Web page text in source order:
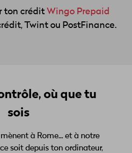
ton crédit Wingo Prepaid
Twint ou PostFinance.
où que tu
sois
mènent à Rome... et à notre
soit depuis ton ordinateur,